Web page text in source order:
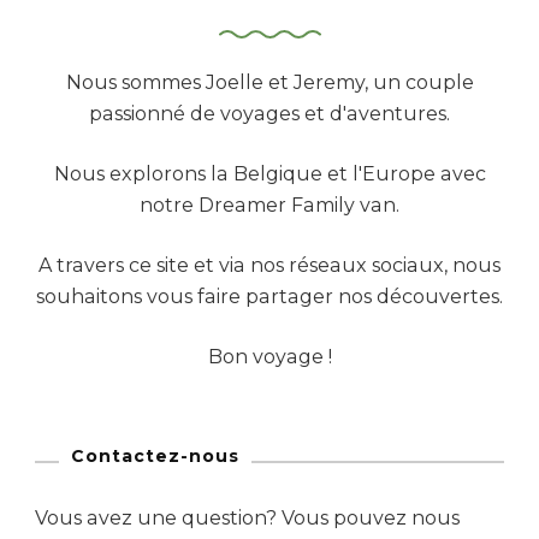
Nous sommes Joelle et Jeremy, un couple
passionné de voyages et d'aventures.
Nous explorons la Belgique et l'Europe avec
notre Dreamer Family van.
A travers ce site et via nos réseaux sociaux, nous
souhaitons vous faire partager nos découvertes.
Bon voyage !
Contactez-nous
Vous avez une question? Vous pouvez nous